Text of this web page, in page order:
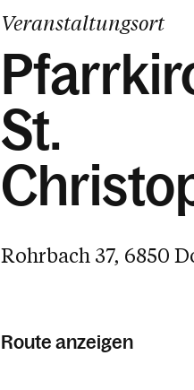
Veranstaltungsort
St.
Rohrbach 37, 6850
Route anzeigen